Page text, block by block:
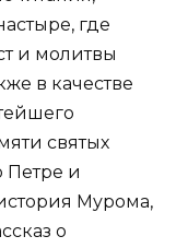
где
и молитвы
в качестве
святых
Петре и
Мурома,
о